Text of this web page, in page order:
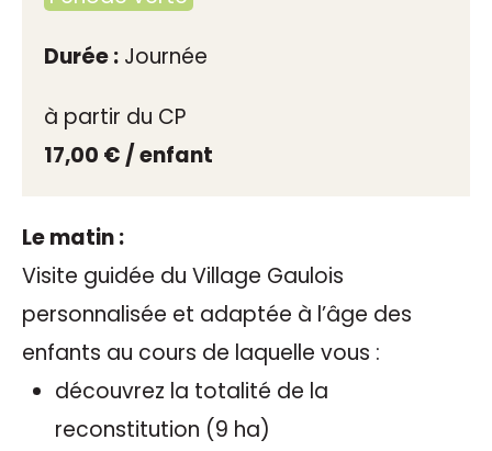
Durée : Journée
à partir du CP
17,00 € / enfant
Le matin :
Visite guidée du Village Gaulois
personnalisée et adaptée à l’âge des
enfants au cours de laquelle vous :
découvrez la totalité de la
reconstitution (9 ha)